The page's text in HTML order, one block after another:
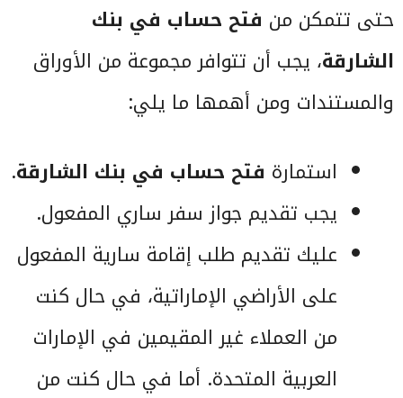
حتى تتمكن من فتح حساب في بنك
الشارقة، يجب أن تتوافر مجموعة من الأوراق
والمستندات ومن أهمها ما يلي:
استمارة فتح حساب في بنك الشارقة.
يجب تقديم جواز سفر ساري المفعول.
عليك تقديم طلب إقامة سارية المفعول
على الأراضي الإماراتية، في حال كنت
من العملاء غير المقيمين في الإمارات
العربية المتحدة. أما في حال كنت من